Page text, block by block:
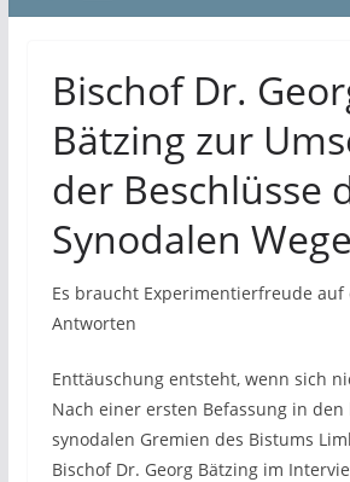
Bischof Dr.
Bätzing zur
der Beschlüsse
Synodalen
Es braucht Experimentierfreude auf
Antworten
Enttäuschung entsteht, wenn sich
Nach einer ersten Befassung in
synodalen Gremien des Bistums
Bischof Dr. Georg Bätzing im